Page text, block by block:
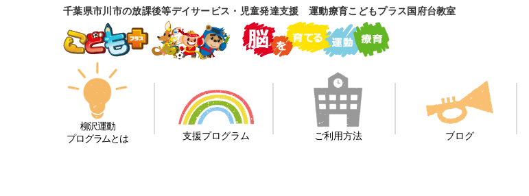
千葉県市川市の放課後等デイサービス・児童発達支援 運動療育こどもプラス国府台教室
柳沢運動
プログラムとは
支援プログラム ご利用方法 ブログ